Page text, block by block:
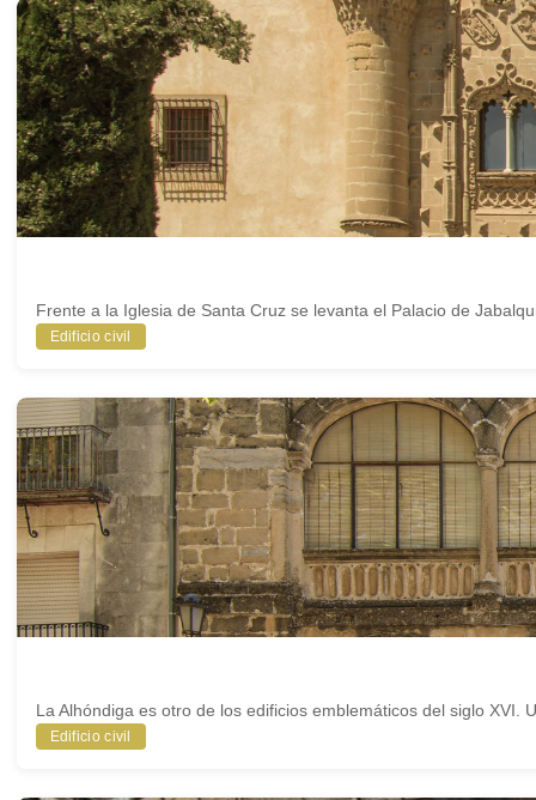
Frente a la Iglesia de Santa Cruz se levanta el Palacio de
Edificio civil
La Alhóndiga es otro de los edificios emblemáticos del siglo XVI.
Edificio civil